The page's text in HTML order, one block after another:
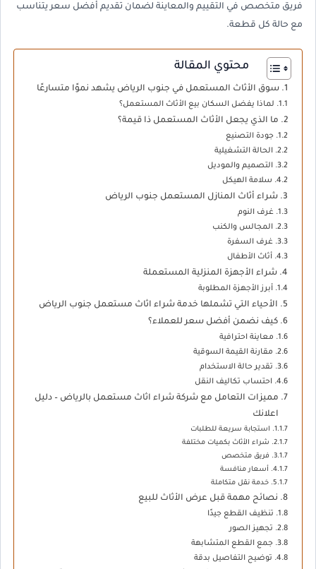
فريق متخصص في التقييم والمعاينة لضمان تقديم أفضل سعر يتناسب
مع حالة كل قطعة.
محتوي المقالة
سوق الأثاث المستعمل في جنوب الرياض يشهد نموًا متسارعًا
لماذا يفضل السكان بيع الأثاث المستعمل؟
ما الذي يجعل الأثاث المستعمل ذا قيمة؟
جودة التصنيع
الحالة التشغيلية
التصميم والموديل
سلامة الهيكل
شراء أثاث المنازل المستعمل جنوب الرياض
غرف النوم
المجالس والكنب
غرف السفرة
أثاث الأطفال
شراء الأجهزة المنزلية المستعملة
أبرز الأجهزة المطلوبة
الأحياء التي تشملها خدمة شراء اثاث مستعمل جنوب الرياض
كيف نضمن أفضل سعر للعملاء؟
معاينة احترافية
مقارنة القيمة السوقية
تقدير حالة الاستخدام
احتساب تكاليف النقل
مميزات التعامل مع شركة شراء اثاث مستعمل بالرياض – دليل
اعلانك
استجابة سريعة للطلبات
شراء الأثاث بكميات مختلفة
فريق متخصص
أسعار منافسة
خدمة نقل متكاملة
نصائح مهمة قبل عرض الأثاث للبيع
تنظيف القطع جيدًا
تجهيز الصور
جمع القطع المتشابهة
توضيح التفاصيل بدقة